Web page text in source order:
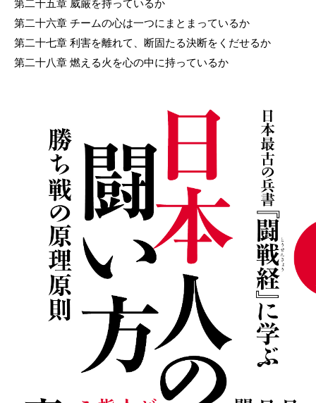
第二十五章 威厳を持っているか
第二十六章 チームの心は一つにまとまっているか
第二十七章 利害を離れて、断固たる決断をくだせるか
第二十八章 燃える火を心の中に持っているか